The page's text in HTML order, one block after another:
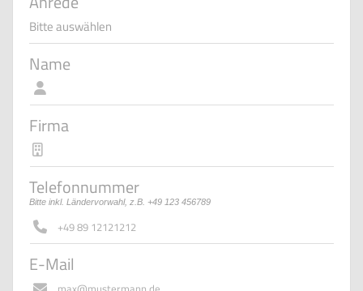
Name
Firma
Telefonnummer
Bitte inkl. Ländervorwahl, z.B. +49 123 456789
E-Mail